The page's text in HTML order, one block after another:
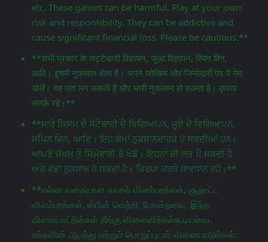
etc. These games can be harmful. Play at your own
risk and responsibility. They can be addictive and
cause significant financial loss. Please be cautious.**
**सभी प्रकार के सट्टेबाजी विज्ञापन, जुआ विज्ञापन, स्पिन विन,
आदि। इसमें नुकसान होता है। अपने जोखिम और जिम्मेदारी पर ये गेम
खेलें। यह लत लग सकती है और भारी नुकसान हो सकता है। कृपया
सतर्क रहें।**
**ਸਾਰੇ ਕਿਸਮ ਦੇ ਸੱਟੇਬਾਜ਼ੀ ਦੇ ਵਿਗਿਆਪਨ, ਜੂਏ ਦੇ ਵਿਗਿਆਪਨ,
ਸਪਿਨ ਵਿਨ, ਆਦਿ। ਇਹ ਗੇਮਾਂ ਨੁਕਸਾਨਦਾਹਕ ਹੋ ਸਕਦੀਆਂ ਹਨ।
ਆਪਣੇ ਜੋਖਮ ਤੇ ਜ਼ਿੰਮੇਵਾਰੀ ਤੇ ਖੇਡੋ। ਇਹਨਾਂ ਦੀ ਲਤ ਪੈ ਸਕਦੀ ਹੈ
ਅਤੇ ਵੱਡਾ ਨੁਕਸਾਨ ਹੋ ਸਕਦਾ ਹੈ। ਕਿਰਪਾ ਕਰਕੇ ਸਾਵਧਾਨ ਰਹੋ।**
**எல்லா வகையான சவால் விளம்பரங்கள், சூதாட்ட
விளம்பரங்கள், ஸ்பின் வெற்றி, போன்றவை. இந்த
விளையாட்டுக்கள் தீங்கு விளைவிக்கக்கூடியவை.
உங்களின் ஆபத்து மற்றும் பொறுப்புடன் விளையாடுங்கள்.